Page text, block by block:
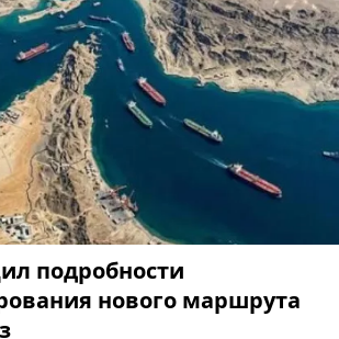
подробности
нового маршрута